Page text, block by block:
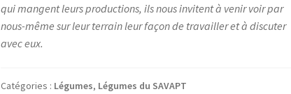
qui mangent leurs productions, ils nous invitent à venir voir par
nous-même sur leur terrain leur façon de travailler et à discuter
avec eux.
Catégories : Légumes, Légumes du SAVAPT